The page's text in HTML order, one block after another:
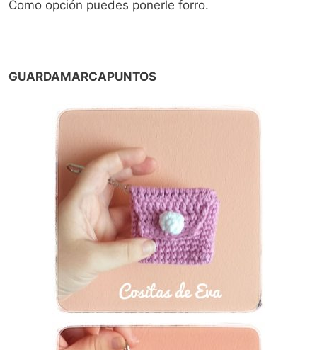
Como opción puedes ponerle forro.
GUARDAMARCAPUNTOS